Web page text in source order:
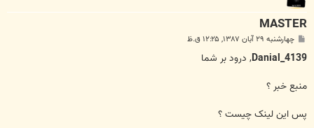
MASTER
س
ت
چهارشنبه ۲۹ آبان ۱۳۸۷, ۱۲:۲۵ ق.ظ
Danial_4139, درود بر شما
منبع خبر ؟
پس این لینک چیست ؟